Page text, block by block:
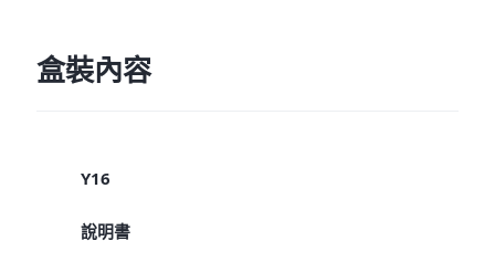
盒裝內容
Y16
說明書